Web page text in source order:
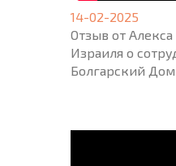
14-02-2025
Отзыв от
Израиля о
Болгарский Дом